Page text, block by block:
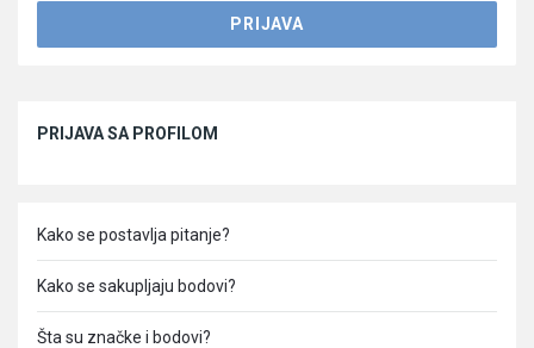
PRIJAVA SA PROFILOM
Kako se postavlja pitanje?
Kako se sakupljaju bodovi?
Šta su značke i bodovi?